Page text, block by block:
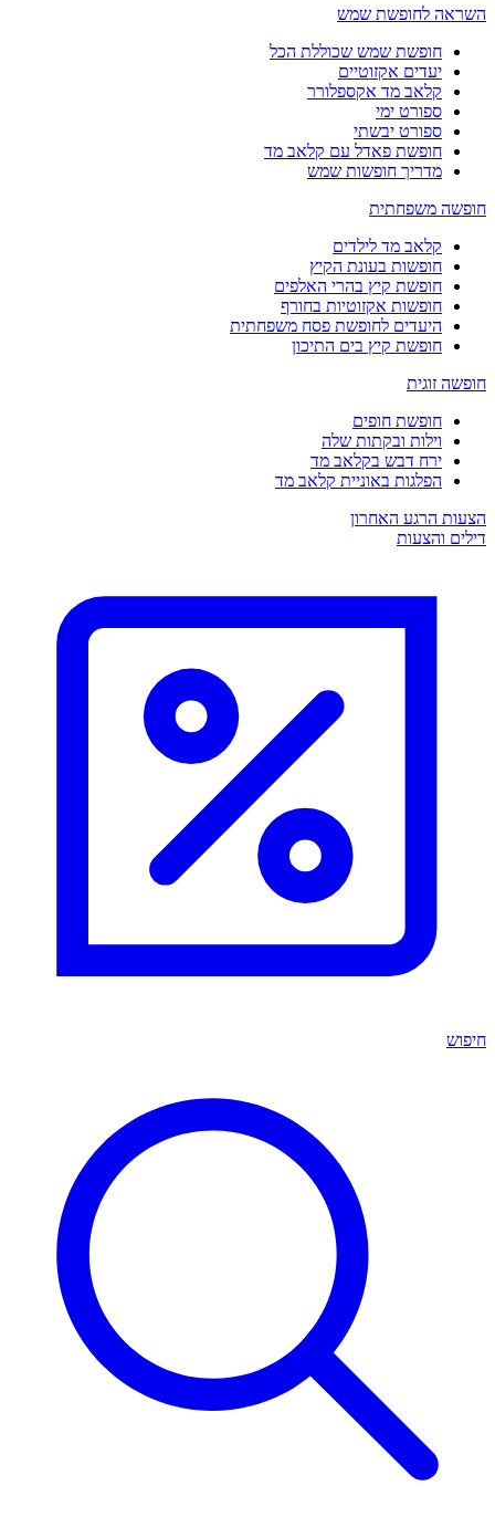
השראה לחופשת שמש
חופשת שמש שכוללת הכל
יעדים אקזוטיים
קלאב מד אקספלורר
ספורט ימי
ספורט יבשתי
חופשת פאדל עם קלאב מד
מדריך חופשות שמש
חופשה משפחתית
קלאב מד לילדים
חופשות בעונת הקיץ
חופשת קיץ בהרי האלפים
חופשות אקזוטיות בחורף
היעדים לחופשת פסח משפחתית
חופשת קיץ בים התיכון
חופשה זוגית
חופשת חופים
וילות ובקתות שלה
ירח דבש בקלאב מד
הפלגות באוניית קלאב מד
הצעות הרגע האחרון
דילים והצעות
חיפוש